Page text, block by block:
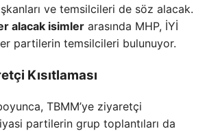
ve temsilcileri de söz alacak.
alacak isimler arasında MHP, İYİ
partilerin temsilcileri bulunuyor.
Kısıtlaması
TBMM’ye ziyaretçi
partilerin grup toplantıları da